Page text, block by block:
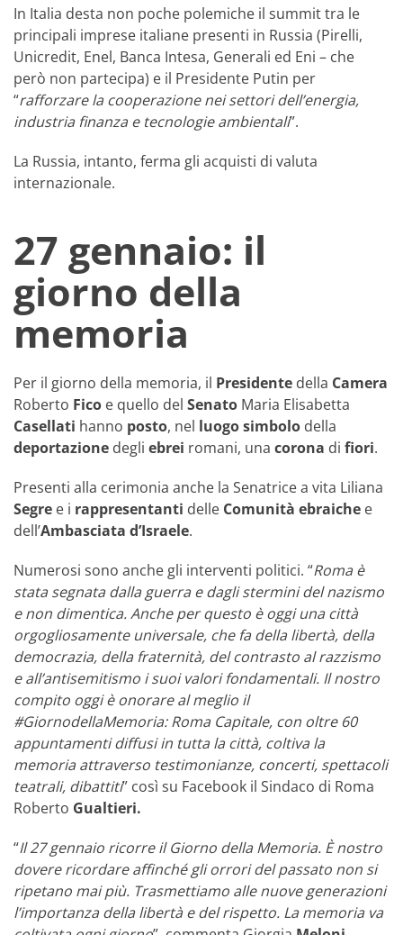
In Italia desta non poche polemiche il summit tra le
principali imprese italiane presenti in Russia (Pirelli,
Unicredit, Enel, Banca Intesa, Generali ed Eni – che
però non partecipa) e il Presidente Putin per
“rafforzare la cooperazione nei settori dell’energia,
industria finanza e tecnologie ambientali”.
La Russia, intanto, ferma gli acquisti di valuta
internazionale.
27 gennaio: il
giorno della
memoria
Per il giorno della memoria, il Presidente della Camera
Roberto Fico e quello del Senato Maria Elisabetta
Casellati hanno posto, nel luogosimbolo della
deportazione degli ebrei romani, una corona di fiori.
Presenti alla cerimonia anche la Senatrice a vita Liliana
Segre e i rappresentanti delle Comunità ebraiche e
dell’Ambasciata d’Israele.
Numerosi sono anche gli interventi politici. “Roma è
stata segnata dalla guerra e dagli stermini del nazismo
e non dimentica. Anche per questo è oggi una città
orgogliosamente universale, che fa della libertà, della
democrazia, della fraternità, del contrasto al razzismo
e all’antisemitismo i suoi valori fondamentali. Il nostro
compito oggi è onorare al meglio il
#GiornodellaMemoria: Roma Capitale, con oltre 60
appuntamenti diffusi in tutta la città, coltiva la
memoria attraverso testimonianze, concerti, spettacoli
teatrali, dibattiti” così su Facebook il Sindaco di Roma
Roberto Gualtieri.
“Il 27 gennaio ricorre il Giorno della Memoria. È nostro
dovere ricordare affinché gli orrori del passato non si
ripetano mai più. Trasmettiamo alle nuove generazioni
l’importanza della libertà e del rispetto. La memoria va